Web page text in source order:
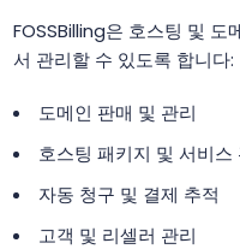
FOSSBilling은 호스팅 및 도
서 관리할 수 있도록 합니다:
도메인 판매 및 관리
호스팅 패키지 및 서비스
자동 청구 및 결제 추적
고객 및 리셀러 관리